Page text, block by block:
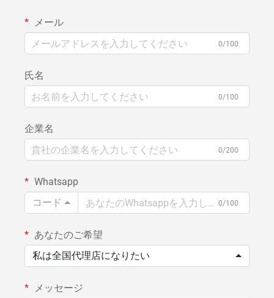
メール
0/100
氏名
0/100
企業名
0/200
Whatsapp
コード
0/100
あなたのご希望
私は全国代理店になりたい
メッセージ